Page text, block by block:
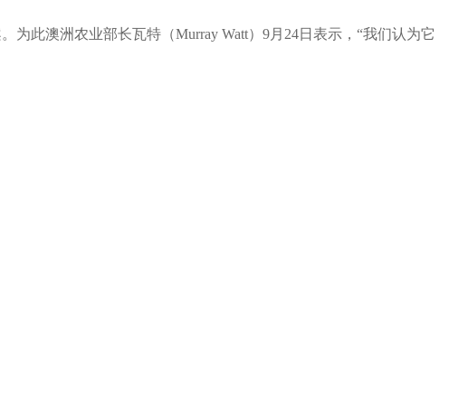
此澳洲农业部长瓦特（Murray Watt）9月24日表示，“我们认为它